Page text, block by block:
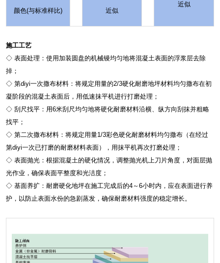
颜色(与标准样比) 近似
近似
施工工艺
◇ 表面处理：使用加装圆盘的机械镘均匀地将混凝土表面的浮浆层去除
掉；
◇ 第diyi一次撒布材料：将规定用量的2/3硬化耐磨地坪材料均匀撒布在初
凝阶段的混凝土表面后，用低速抹平机进行打磨处理；
◇ 刮尺找平：用6米刮尺均匀地将硬化耐磨材料沿横、纵方向刮抹并粗略
找平；
◇ 第二次撒布材料：将规定用量1/3彩色硬化耐磨材料均匀撒布（在经过
第diyi一次已打磨的耐磨材料表面），用抹平机再次打磨处理；
◇ 表面抛光：根据混凝土的硬化情况，调整抛光机上刀片角度，对面层抛
光作业，确保表面平整度和光洁度；
◇ 基面养扩：耐磨硬化地坪在施工完成后的4～6小时内，应在表面进行养
护，以防止表面水份的急剧蒸发，确保耐磨材料强度的稳定增长。